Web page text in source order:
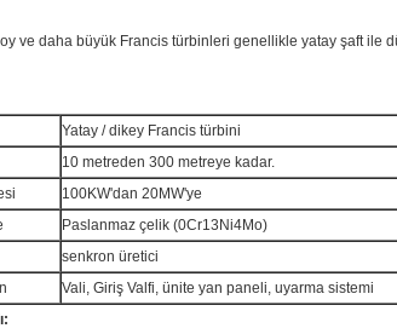
ve daha büyük Francis türbinleri genellikle yatay şaft ile
Yatay / dikey Francis türbini
10 metreden 300 metreye kadar.
100KW'dan 20MW'ye
Paslanmaz çelik (0Cr13Ni4Mo)
senkron üretici
Vali, Giriş Valfi, ünite yan paneli, uyarma sistemi